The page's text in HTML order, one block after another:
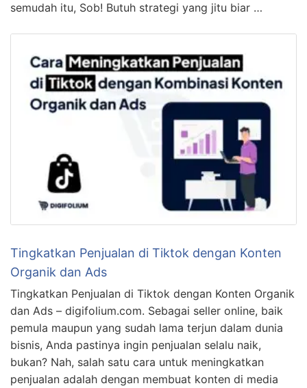
semudah itu, Sob! Butuh strategi yang jitu biar …
Tingkatkan Penjualan di Tiktok dengan Konten
Organik dan Ads
Tingkatkan Penjualan di Tiktok dengan Konten Organik
dan Ads – digifolium.com. Sebagai seller online, baik
pemula maupun yang sudah lama terjun dalam dunia
bisnis, Anda pastinya ingin penjualan selalu naik,
bukan? Nah, salah satu cara untuk meningkatkan
penjualan adalah dengan membuat konten di media